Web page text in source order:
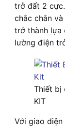
trở đất 2
chắc chắn
trở thành lựa
lường điện
Thiết bị
KIT
Với giao